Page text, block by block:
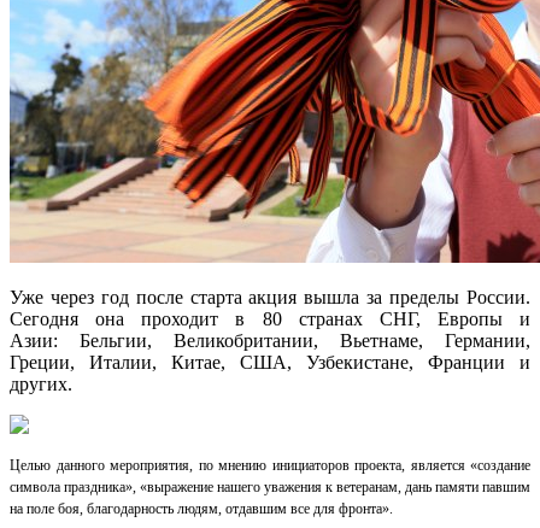
Уже через год после старта акция вышла за пределы России.
Сегодня она проходит в 80 странах СНГ, Европы и
Азии: Бельгии, Великобритании, Вьетнаме, Германии,
Греции, Италии, Китае, США, Узбекистане, Франции и
других.
Целью данного мероприятия, по мнению инициаторов проекта, является «создание
символа праздника», «выражение нашего уважения к ветеранам, дань памяти павшим
на поле боя, благодарность людям, отдавшим все для фронта».